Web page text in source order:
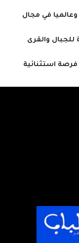
في مجال
للجبال والقرى
استثنائية